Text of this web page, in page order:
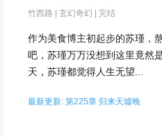
竹西路 | 玄幻奇幻 | 完结
作为美食博主初起步的苏瑾，
吧，苏瑾万万没想到这里竟然
天，苏瑾都觉得人生无望...
最新更新: 第225章 归来天墟晚